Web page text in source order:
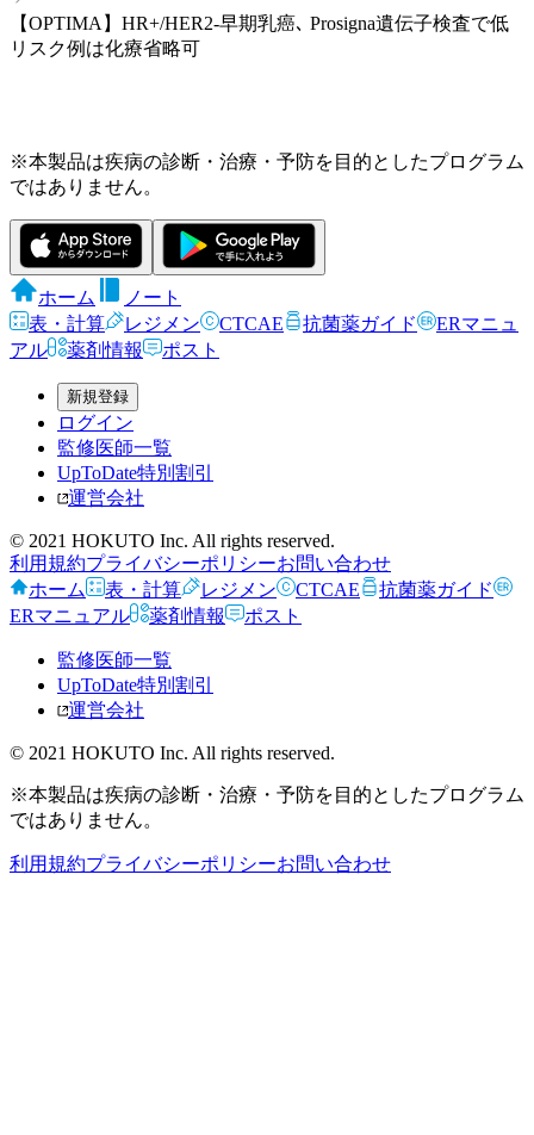
【OPTIMA】HR+/HER2-早期乳癌､ Prosigna遺伝子検査で低
リスク例は化療省略可
※本製品は疾病の診断・治療・予防を目的としたプログラム
ではありません。
ホーム
ノート
表・計算
レジメン CTCAE 抗菌薬ガイド
ERマニュ
アル
薬剤情報 ポスト
新規登録
ログイン
監修医師一覧
UpToDate特別割引
運営会社
© 2021 HOKUTO Inc. All rights reserved.
利用規約プライバシーポリシーお問い合わせ
ホーム
表・計算 レジメン CTCAE
抗菌薬ガイド
ERマニュアル
薬剤情報 ポスト
監修医師一覧
UpToDate特別割引
運営会社
© 2021 HOKUTO Inc. All rights reserved.
※本製品は疾病の診断・治療・予防を目的としたプログラム
ではありません。
利用規約プライバシーポリシーお問い合わせ